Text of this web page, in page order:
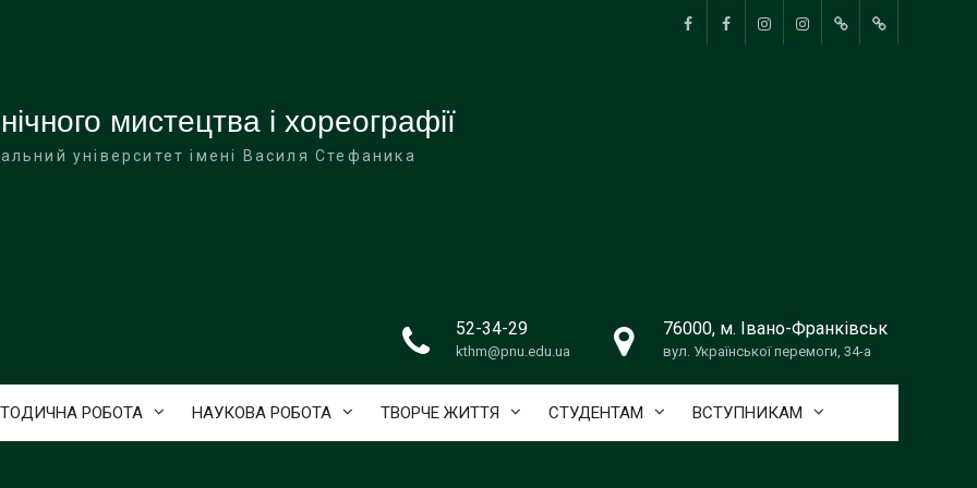
СценічнеХореографіяpnu_theatre_
АнсамбльUkrainedance_PNU
ВИРІШЕННЯ
мистецтва і хореографії
університет імені Василя Стефаника
52-34-29
kthm@pnu.edu.ua
76000, м. Івано-Франківськ
вул. Української перемоги, 34-а
РОБОТА НАУКОВА РОБОТА ТВОРЧЕ ЖИТТЯ СТУДЕНТАМ ВСТУПНИКАМ